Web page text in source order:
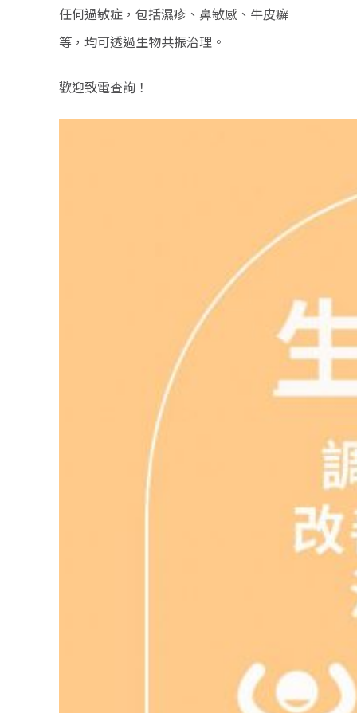
任何過敏症，包括濕疹、鼻敏感、牛皮癬
等，均可透過生物共振治理。
歡迎致電查詢！